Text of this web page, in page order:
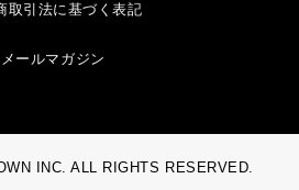
取引法に基づく表記
メールマガジン
INC. ALL RIGHTS RESERVED.